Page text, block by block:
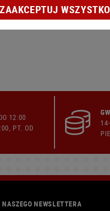
12:00
PT. OD
NEWSLETTERA
ZAAKCEPTUJ WSZYSTKO